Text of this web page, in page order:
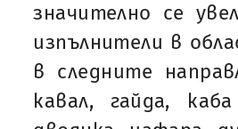
значително се
изпълнители в
в следните
кавал, гайда,